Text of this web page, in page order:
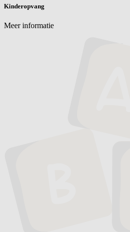
Kinderopvang
Meer informatie